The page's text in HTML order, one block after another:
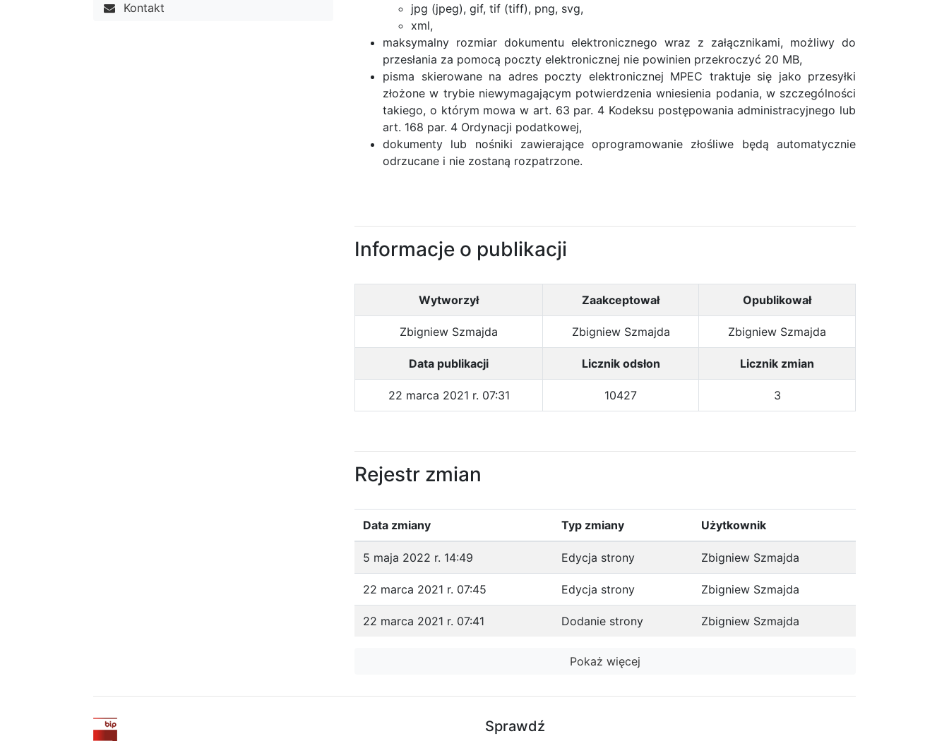
Kontakt
jpg (jpeg), gif, tif (tiff), png, svg,
xml,
maksymalny rozmiar dokumentu elektronicznego wraz z załącznikami, możliwy do
przesłania za pomocą poczty elektronicznej nie powinien przekroczyć 20 MB,
pisma skierowane na adres poczty elektronicznej MPEC traktuje się jako przesyłki
złożone w trybie niewymagającym potwierdzenia wniesienia podania, w szczególności
takiego, o którym mowa w art. 63 par. 4 Kodeksu postępowania administracyjnego lub
art. 168 par. 4 Ordynacji podatkowej,
dokumenty lub nośniki zawierające oprogramowanie złośliwe będą automatycznie
odrzucane i nie zostaną rozpatrzone.
Informacje o publikacji
Wytworzył Zaakceptował Opublikował
Zbigniew Szmajda Zbigniew Szmajda Zbigniew Szmajda
Data publikacji Licznik odsłon Licznik zmian
22 marca 2021 r. 07:31 10427 3
Rejestr zmian
Data zmiany Typ zmiany Użytkownik
5 maja 2022 r. 14:49 Edycja strony Zbigniew Szmajda
22 marca 2021 r. 07:45 Edycja strony Zbigniew Szmajda
22 marca 2021 r. 07:41 Dodanie strony Zbigniew Szmajda
Pokaż więcej
Sprawdź